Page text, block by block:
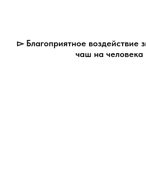
▻ Благоприятное воздействие
чаш на человека